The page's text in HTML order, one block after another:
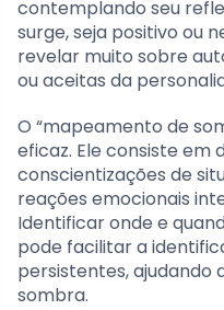
contemplando seu
surge, seja positivo ou
revelar muito sobre
ou aceitas da
O “mapeamento de
eficaz. Ele consiste em
conscientizações de
reações emocionais
Identificar onde e
pode facilitar a
persistentes,
sombra.